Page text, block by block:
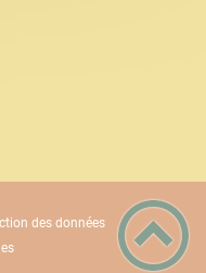
des données